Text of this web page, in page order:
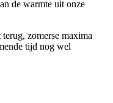
de warmte uit onze
zomerse maxima
tijd nog wel